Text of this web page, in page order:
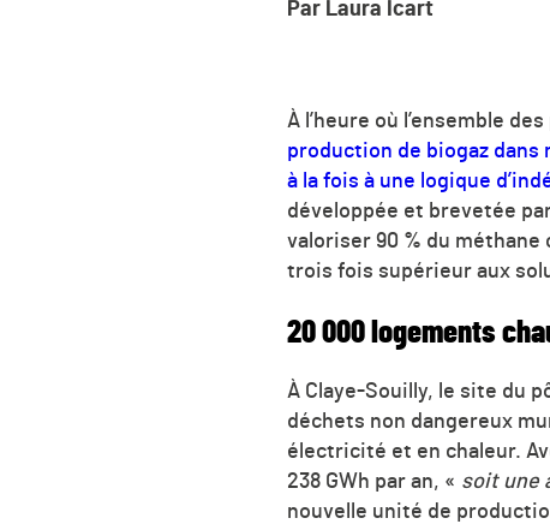
Par Laura Icart
À l’heure où l’ensemble
production de biogaz
à la fois à une logique
développée et brevetée
valoriser 90 % du
trois fois supérieur aux
20 000 logements
À Claye-Souilly, le site du
déchets non dangereux
électricité et en chaleur.
238 GWh par an, « soit une
nouvelle unité de